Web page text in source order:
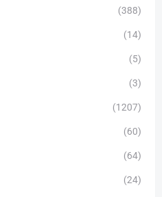
(388)
(14)
(5)
(3)
(1207)
(60)
(64)
(24)